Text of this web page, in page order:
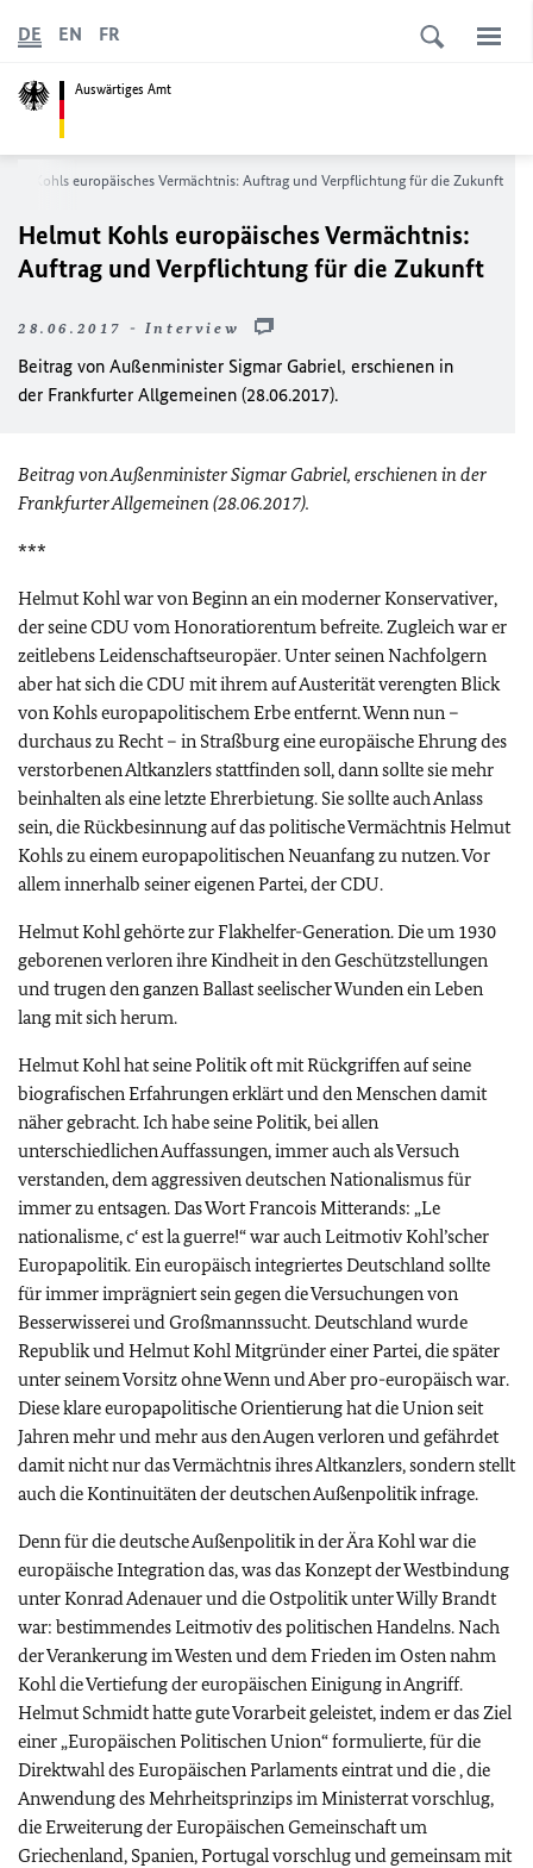
Auswärtiges Amt
DE EN FR
Kohls europäisches Vermächtnis: Auftrag und Verpflichtung für die Zukunft
Helmut Kohls europäisches Vermächtnis:
Auftrag und Verpflichtung für die Zukunft
28.06.2017 - Interview
Beitrag von Außenminister Sigmar Gabriel, erschienen in
der Frankfurter Allgemeinen (28.06.2017).
Beitrag von Außenminister Sigmar Gabriel, erschienen in der
Frankfurter Allgemeinen (28.06.2017).
***
Helmut Kohl war von Beginn an ein moderner Konservativer,
der seine CDU vom Honoratiorentum befreite. Zugleich war er
zeitlebens Leidenschaftseuropäer. Unter seinen Nachfolgern
aber hat sich die CDU mit ihrem auf Austerität verengten Blick
von Kohls europapolitischem Erbe entfernt. Wenn nun –
durchaus zu Recht – in Straßburg eine europäische Ehrung des
verstorbenen Altkanzlers stattfinden soll, dann sollte sie mehr
beinhalten als eine letzte Ehrerbietung. Sie sollte auch Anlass
sein, die Rückbesinnung auf das politische Vermächtnis Helmut
Kohls zu einem europapolitischen Neuanfang zu nutzen. Vor
allem innerhalb seiner eigenen Partei, der CDU.
Helmut Kohl gehörte zur Flakhelfer-Generation. Die um 1930
geborenen verloren ihre Kindheit in den Geschützstellungen
und trugen den ganzen Ballast seelischer Wunden ein Leben
lang mit sich herum.
Helmut Kohl hat seine Politik oft mit Rückgriffen auf seine
biografischen Erfahrungen erklärt und den Menschen damit
näher gebracht. Ich habe seine Politik, bei allen
unterschiedlichen Auffassungen, immer auch als Versuch
verstanden, dem aggressiven deutschen Nationalismus für
immer zu entsagen. Das Wort Francois Mitterands: „Le
nationalisme, c‘ est la guerre!“ war auch Leitmotiv Kohl’scher
Europapolitik. Ein europäisch integriertes Deutschland sollte
für immer imprägniert sein gegen die Versuchungen von
Besserwisserei und Großmannssucht. Deutschland wurde
Republik und Helmut Kohl Mitgründer einer Partei, die später
unter seinem Vorsitz ohne Wenn und Aber pro-europäisch war.
Diese klare europapolitische Orientierung hat die Union seit
Jahren mehr und mehr aus den Augen verloren und gefährdet
damit nicht nur das Vermächtnis ihres Altkanzlers, sondern stellt
auch die Kontinuitäten der deutschen Außenpolitik infrage.
Denn für die deutsche Außenpolitik in der Ära Kohl war die
europäische Integration das, was das Konzept der Westbindung
unter Konrad Adenauer und die Ostpolitik unter Willy Brandt
war: bestimmendes Leitmotiv des politischen Handelns. Nach
der Verankerung im Westen und dem Frieden im Osten nahm
Kohl die Vertiefung der europäischen Einigung in Angriff.
Helmut Schmidt hatte gute Vorarbeit geleistet, indem er das Ziel
einer „Europäischen Politischen Union“ formulierte, für die
Direktwahl des Europäischen Parlaments eintrat und die , die
Anwendung des Mehrheitsprinzips im Ministerrat vorschlug,
die Erweiterung der Europäischen Gemeinschaft um
Griechenland, Spanien, Portugal vorschlug und gemeinsam mit